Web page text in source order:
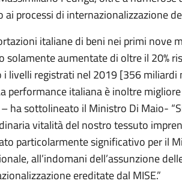
ai processi di internazionalizzazione
italiane di beni nei primi nove
solamente aumentate di oltre il 20%
i livelli registrati nel 2019 [356 miliardi
performance italiana è inoltre
– ha sottolineato il Ministro Di Maio-
vitalità del nostro tessuto
particolarmente significativo per il
all’indomani dell’assunzione
ereditate dal MISE.”